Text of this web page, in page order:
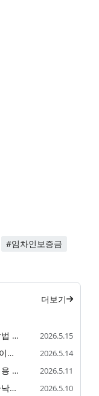
#임차인보증금
더보기
아파트 경매 사이트 - 매물 조회·이용 방법 안내 2026.5.15
경매사이트 - 부동산 경매 정보 조회 사이트 정리 2026.5.14
대법원 법원 경매 정보 - 사이트·검색·이용 가이드 2026.5.11
법원 경매 정보 - 사이트 바로가기·입찰·낙찰 가이드 2026.5.10